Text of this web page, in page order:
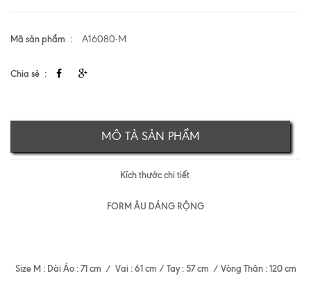
Mã sản phẩm A16080-M
Chia sẻ
MÔ TẢ SẢN PHẨM
Kích thước chi tiết
FORM ÂU DÁNG RỘNG
Size M : Dài Áo : 71 cm / Vai : 61 cm / Tay : 57 cm / Vòng Thân : 120 cm